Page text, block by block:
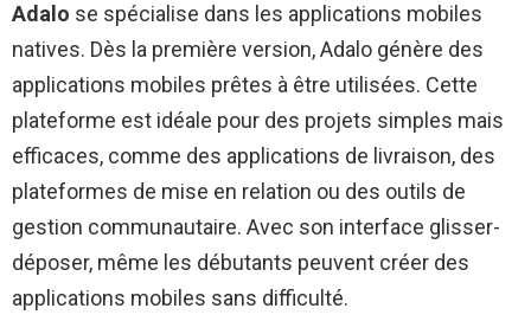
Adalo se spécialise dans les applications mobiles
natives. Dès la première version, Adalo génère des
applications mobiles prêtes à être utilisées. Cette
plateforme est idéale pour des projets simples mais
efficaces, comme des applications de livraison, des
plateformes de mise en relation ou des outils de
gestion communautaire. Avec son interface glisser-
déposer, même les débutants peuvent créer des
applications mobiles sans difficulté.